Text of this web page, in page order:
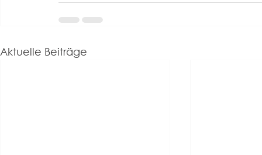
Aktuelle Beiträge